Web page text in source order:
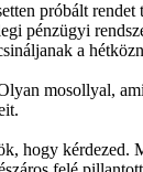
próbált rendet
pénzügyi
a
mosollyal,
hogy kérdezed.